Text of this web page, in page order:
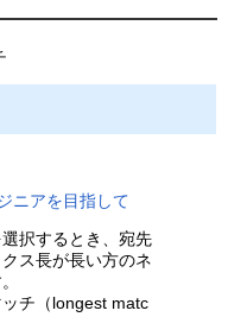
ニアを目指して
択するとき、宛先
ス長が長い方のネ
チ（longest matc